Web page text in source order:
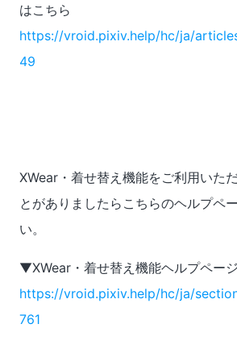
はこちら
https://vroid.pixiv.help/hc/ja/
49
XWear・着せ替え機能をご利用いた
とがありましたらこちらのヘルプペ
い。
▼XWear・着せ替え機能ヘルプペー
https://vroid.pixiv.help/hc/ja/
761